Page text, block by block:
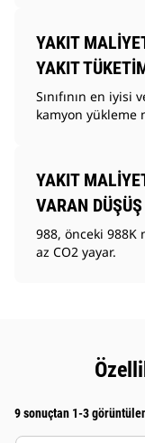
YAKIT
YAKIT
Sınıfının en
kamyon yükleme
YAKIT
VARAN DÜŞÜŞ
988, önceki 988K
az CO2 yayar.
9 sonuçtan 1-3